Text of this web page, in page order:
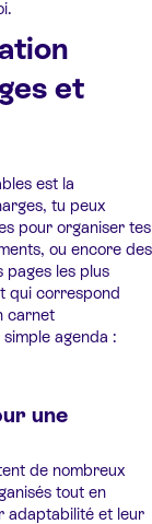
et
est la
tu peux
pour organiser tes
ou encore des
pages les plus
qui correspond
carnet
simple agenda :
une
de nombreux
tout en
adaptabilité et leur